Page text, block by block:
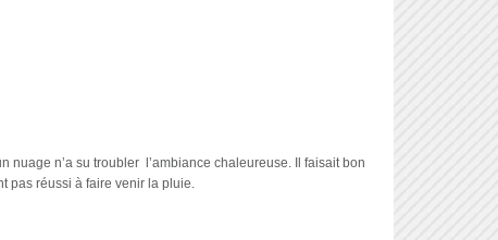
nuage n’a su troubler l’ambiance chaleureuse. Il faisait bon
pas réussi à faire venir la pluie.